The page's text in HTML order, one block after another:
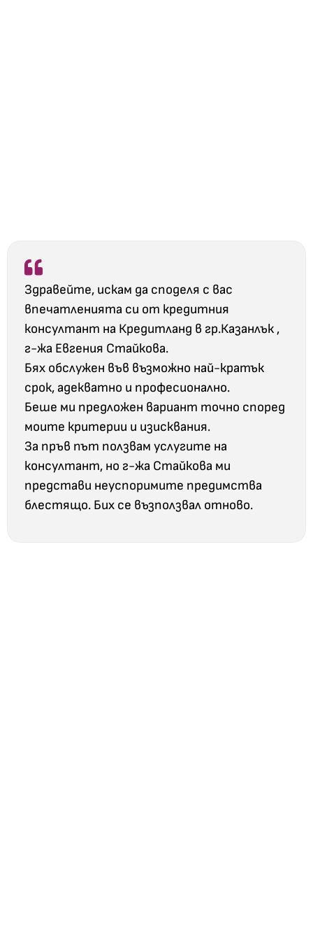
Здравейте, искам да споделя с вас
впечатленията си от кредитния
консултант на Кредитланд в гр.Казанлък ,
г-жа Евгения Стайкова.
Бях обслужен във възможно най-кратък
срок, адекватно и професионално.
Беше ми предложен вариант точно според
моите критерии и изисквания.
За пръв път ползвам услугите на
консултант, но г-жа Стайкова ми
представи неуспоримите предимства
блестящо. Бих се възползвал отново.